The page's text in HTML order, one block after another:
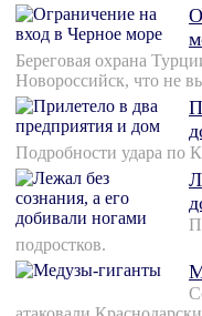
Береговая охрана
Новороссийск, что не
Подробности удара по
подростков.